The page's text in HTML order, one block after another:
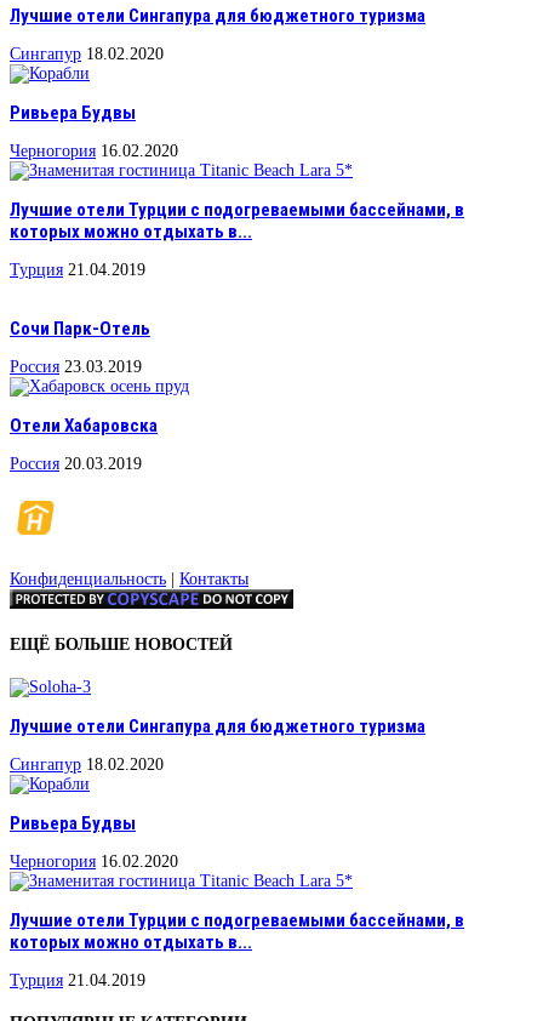
Лучшие отели Сингапура для бюджетного туризма
Сингапур 18.02.2020
Ривьера Будвы
Черногория 16.02.2020
Лучшие отели Турции с подогреваемыми бассейнами, в
которых можно отдыхать в...
Турция 21.04.2019
Сочи Парк-Отель
Россия 23.03.2019
Отели Хабаровска
Россия 20.03.2019
Конфиденциальность | Контакты
ЕЩЁ БОЛЬШЕ НОВОСТЕЙ
Лучшие отели Сингапура для бюджетного туризма
Сингапур 18.02.2020
Ривьера Будвы
Черногория 16.02.2020
Лучшие отели Турции с подогреваемыми бассейнами, в
которых можно отдыхать в...
Турция 21.04.2019